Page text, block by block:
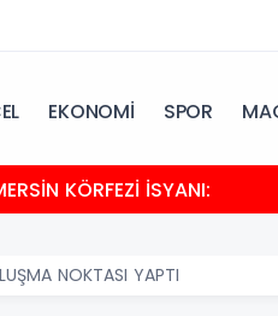
EKONOMİ SPOR
KÖRFEZİ İSYANI:
NOKTASI YAPTI